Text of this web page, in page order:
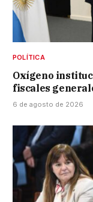
POLÍTICA
Oxígeno
fiscales
6 de agosto de 2026